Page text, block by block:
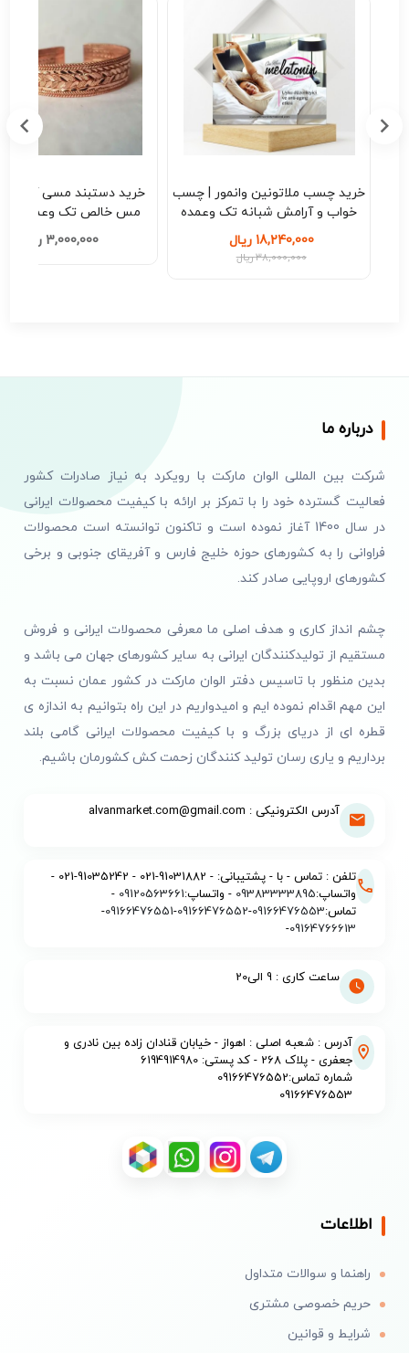
خرید چسب ملاتونین وانمور | چسب
خواب و آرامش شبانه تک وعمده
کد M208
18,240,000 ریال
38,000,000 ریال
مس خالص تک وعمده کد B209
3,000,000 ریال
درباره ما
شرکت بین المللی الوان مارکت با رویکرد به نیاز صادرات کشور
فعالیت گسترده خود را با تمرکز بر ارائه با کیفیت محصولات ایرانی
در سال 1400 آغاز نموده است و تاکنون توانسته است محصولات
فراوانی را به کشورهای حوزه خلیج فارس و آفریقای جنوبی و برخی
کشورهای اروپایی صادر کند.
چشم انداز کاری و هدف اصلی ما معرفی محصولات ایرانی و فروش
مستقیم از تولیدکنندگان ایرانی به سایر کشورهای جهان می باشد و
بدین منظور با تاسیس دفتر الوان مارکت در کشور عمان نسبت به
این مهم اقدام نموده ایم و امیدواریم در این راه بتوانیم به اندازه ی
قطره ای از دریای بزرگ و با کیفیت محصولات ایرانی گامی بلند
برداریم و یاری رسان تولید کنندگان زحمت کش کشورمان باشیم.
آدرس الکترونیکی : alvanmarket.com@gmail.com
تلفن : تماس - با - پشتیبانی: - 91031882-021 - 91035242-021 -
واتساپ:09383333895 - واتساپ:09120563661
-
تماس:09166476553
-
09166476552
-
09166476551
-
09164766613
-
ساعت کاری : 9 الی20
آدرس : شعبه اصلی : اهواز - خیابان قنادان زاده بین نادری و
جعفری - پلاک 268 - کد پستی: 6194914980
شماره تماس:09166476552
09166476553
اطلاعات
راهنما و سوالات متداول
حریم خصوصی مشتری
شرایط و قوانین